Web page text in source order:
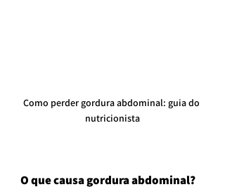
Como perder gordura abdominal: guia do
nutricionista
O que causa gordura abdominal?